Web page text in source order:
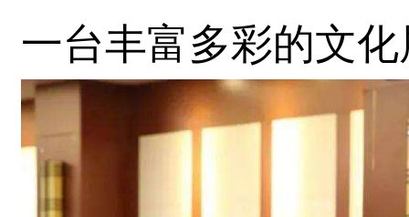
一台丰富多彩的文